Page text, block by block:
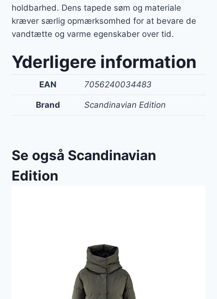
holdbarhed. Dens tapede søm og materiale
kræver særlig opmærksomhed for at bevare de
vandtætte og varme egenskaber over tid.
Yderligere information
EAN 7056240034483
Brand Scandinavian Edition
Se også Scandinavian
Edition